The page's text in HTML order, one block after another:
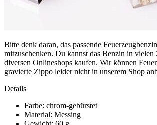
Bitte denk daran, das passende
mitzuschenken. Du kannst das Benzin in vielen
diversen Onlineshops kaufen. Wir können
gravierte Zippo leider nicht in unserem Shop
Details
Farbe: chrom-gebürstet
Material: Messing